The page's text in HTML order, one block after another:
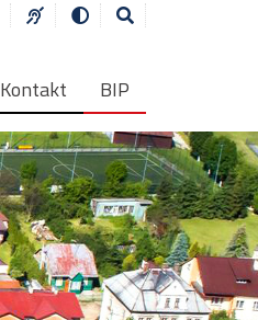
Kontakt BIP